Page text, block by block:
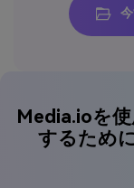
Media.ioを
するため